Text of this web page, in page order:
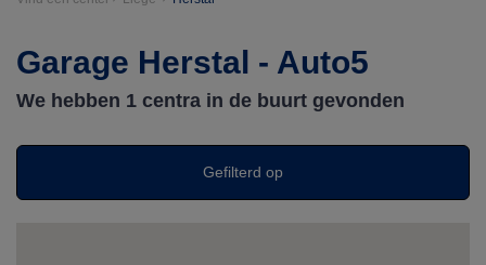
Garage Herstal - Auto5
We hebben 1 centra in de buurt gevonden
Gefilterd op